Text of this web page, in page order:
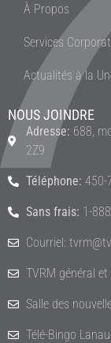
À Propos
Services
Actualités à la
NOUS JOINDRE
Adresse: 688,
2Z9
Téléphone: 450-
Sans frais: 1-
Courriel:
TVRM général
Salle des
Télé-Bingo